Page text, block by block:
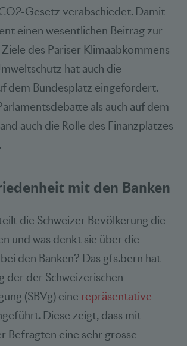
Gesetz verabschiedet. Damit
einen wesentlichen Beitrag zur
des Pariser Klimaabkommens
hat auch die
dem Bundesplatz eingefordert.
als auch auf dem
auch die Rolle des Finanzplatzes
mit den Banken
die Schweizer Bevölkerung die
und was denkt sie über die
den Banken? Das gfs.bern hat
der der Schweizerischen
(SBVg) eine repräsentative
Diese zeigt, dass mit
Befragten eine sehr grosse